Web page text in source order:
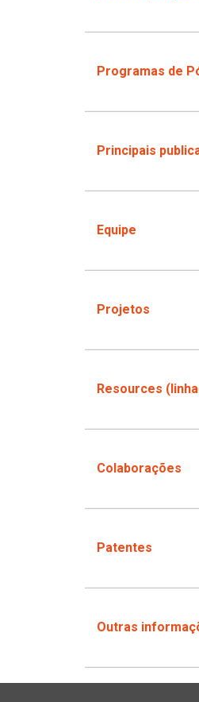
Programas de
Principais
Equipe
Projetos
Resources
Colaborações
Patentes
Outras